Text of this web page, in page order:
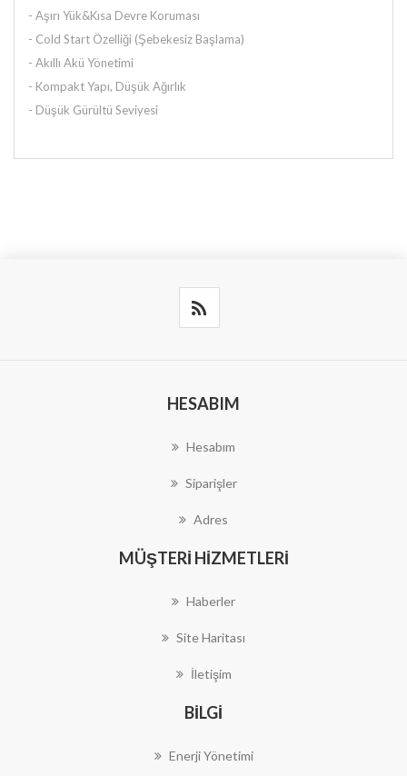
- Aşırı Yük&Kısa Devre Koruması
- Cold Start Özelliği (Şebekesiz Başlama)
- Akıllı Akü Yönetimi
- Kompakt Yapı, Düşük Ağırlık
- Düşük Gürültü Seviyesi
HESABIM
Hesabım
Siparişler
Adres
MÜŞTERI HIZMETLERI
Haberler
Site Haritası
İletişim
BILGI
Enerji Yönetimi